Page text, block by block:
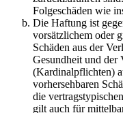
Folgeschäden wie
Die Haftung ist
vorsätzlichem oder
Schäden aus der
Gesundheit und der
(Kardinalpflichten)
vorhersehbaren
die
gilt auch für